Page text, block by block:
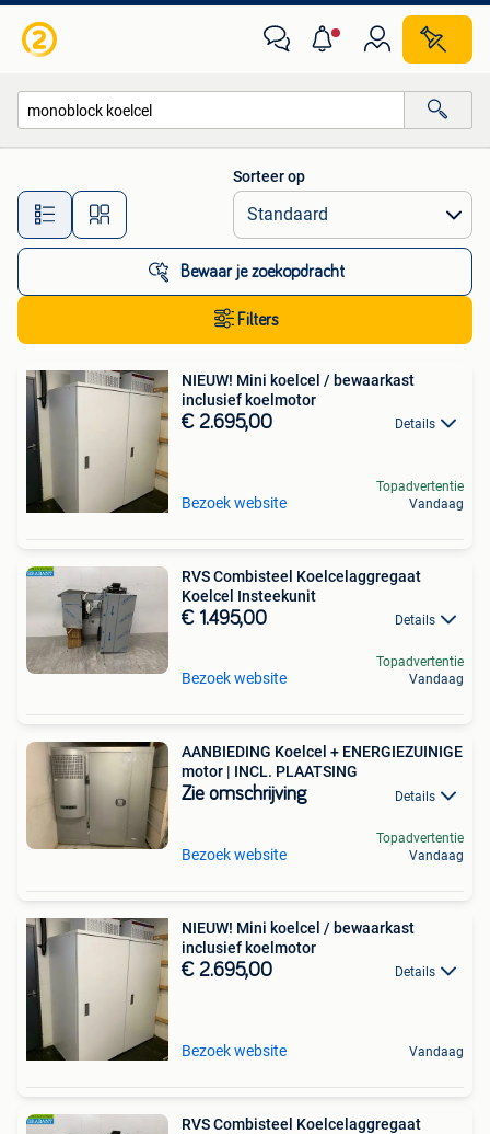
Alle afstanden…
Sorteer op
Bewaar je zoekopdracht
Filters
NIEUW! Mini koelcel / bewaarkast
inclusief koelmotor
€ 2.695,00 Details
Bezoek website
Topadvertentie
Vandaag
RVS Combisteel Koelcelaggregaat
Koelcel Insteekunit
€ 1.495,00 Details
Bezoek website
Topadvertentie
Vandaag
AANBIEDING Koelcel + ENERGIEZUINIGE
motor | INCL. PLAATSING
Zie omschrijving Details
Bezoek website
Topadvertentie
Vandaag
NIEUW! Mini koelcel / bewaarkast
inclusief koelmotor
€ 2.695,00 Details
Bezoek website Vandaag
RVS Combisteel Koelcelaggregaat